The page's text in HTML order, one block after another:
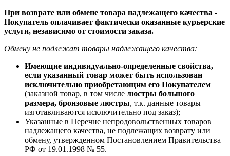
При возврате или обмене товара надлежащего качества -
Покупатель оплачивает фактически оказанные курьерские
услуги, независимо от стоимости заказа.
Обмену не подлежат товары надлежащего качества:
Имеющие индивидуально-определенные свойства,
если указанный товар может быть использован
исключительно приобретающим его Покупателем
(заказной товар, в том числе люстры большого
размера, бронзовые люстры, т.к. данные товары
изготавливаются исключительно под заказ);
Указанные в Перечне непродовольственных товаров
надлежащего качества, не подлежащих возврату или
обмену, утвержденном Постановлением Правительства
РФ от 19.01.1998 № 55.